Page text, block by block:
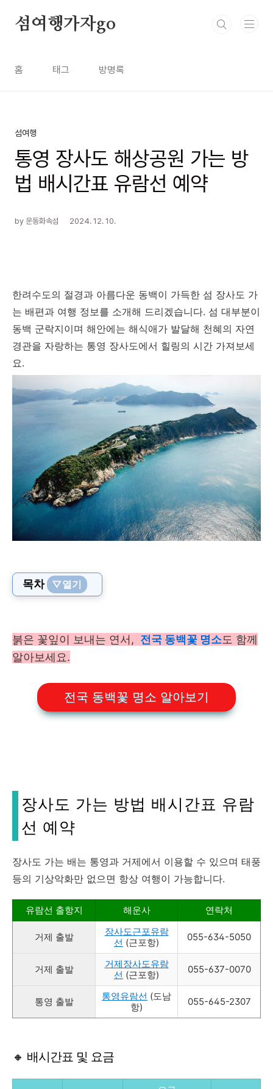
섬여행가자go
홈 태그 방명록
섬여행
통영 장사도 해상공원 가는 방
법 배시간표 유람선 예약
by 운동화속섬 2024. 12. 10.
한려수도의 절경과 아름다운 동백이 가득한 섬 장사도 가
는 배편과 여행 정보를 소개해 드리겠습니다. 섬 대부분이
동백 군락지이며 해안에는 해식애가 발달해 천혜의 자연
경관을 자랑하는 통영 장사도에서 힐링의 시간 가져보세
요.
목차 ▽열기
붉은 꽃잎이 보내는 연서, 전국 동백꽃 명소도 함께
알아보세요.
전국 동백꽃 명소 알아보기
장사도 가는 방법 배시간표 유람
선 예약
장사도 가는 배는 통영과 거제에서 이용할 수 있으며 태풍
등의 기상악화만 없으면 항상 여행이 가능합니다.
유람선 출항지 해운사 연락처
거제 출발
장사도근포유람
선 (근포항) 055-634-5050
거제 출발
거제장사도유람
선 (근포항) 055-637-0070
통영 출발 통영유람선 (도남
항)
055-645-2307
🔸 배시간표 및 요금